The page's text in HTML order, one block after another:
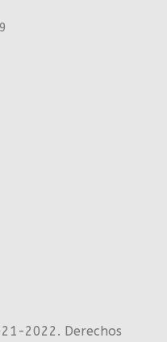
2022. Derechos